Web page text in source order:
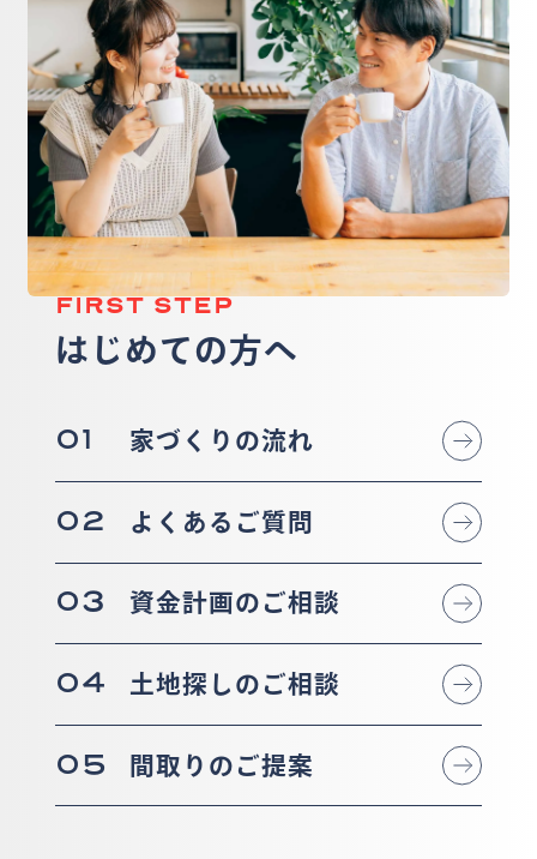
FIRST STEP
はじめての方へ
01 家づくりの流れ
02 よくあるご質問
03 資金計画のご相談
04 土地探しのご相談
05 間取りのご提案